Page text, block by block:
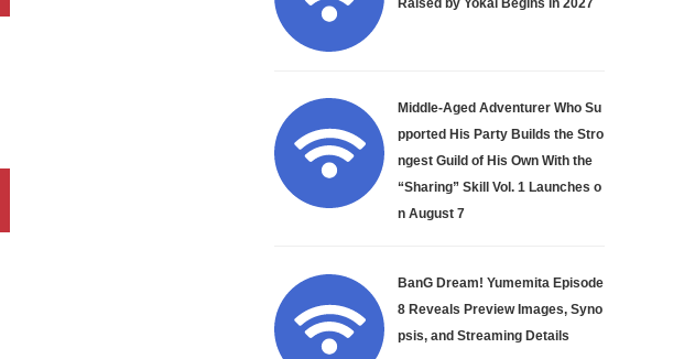
Raised by Yokai Begins in 2027
Middle-Aged Adventurer Who Su
pported His Party Builds the Stro
ngest Guild of His Own With the
“Sharing” Skill Vol. 1 Launches o
n August 7
BanG Dream! Yumemita Episode
8 Reveals Preview Images, Syno
psis, and Streaming Details